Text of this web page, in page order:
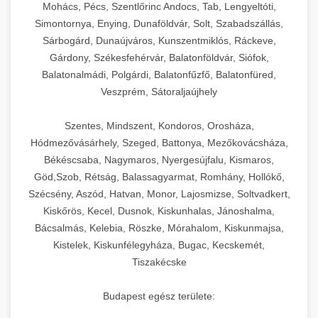
Mohács, Pécs, Szentlőrinc Andocs, Tab, Lengyeltóti,
Simontornya, Enying, Dunaföldvár, Solt, Szabadszállás,
Sárbogárd, Dunaújváros, Kunszentmiklós, Ráckeve,
Gárdony, Székesfehérvár, Balatonföldvár, Siófok,
Balatonalmádi, Polgárdi, Balatonfűzfő, Balatonfüred,
Veszprém, Sátoraljaújhely
Szentes, Mindszent, Kondoros, Orosháza,
Hódmezővásárhely, Szeged, Battonya, Mezőkovácsháza,
Békéscsaba, Nagymaros, Nyergesújfalu, Kismaros,
Göd,Szob, Rétság, Balassagyarmat, Romhány, Hollókő,
Szécsény, Aszód, Hatvan, Monor, Lajosmizse, Soltvadkert,
Kiskőrös, Kecel, Dusnok, Kiskunhalas, Jánoshalma,
Bácsalmás, Kelebia, Röszke, Mórahalom, Kiskunmajsa,
Kistelek, Kiskunfélegyháza, Bugac, Kecskemét,
Tiszakécske
Budapest egész területe: